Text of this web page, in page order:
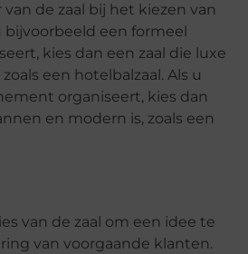
de zaal bij het kiezen van
bijvoorbeeld een formeel
kies dan een zaal die luxe
een hotelbalzaal. Als u
organiseert, kies dan
en modern is, zoals een
van de zaal om een ​​idee te
van voorgaande klanten.